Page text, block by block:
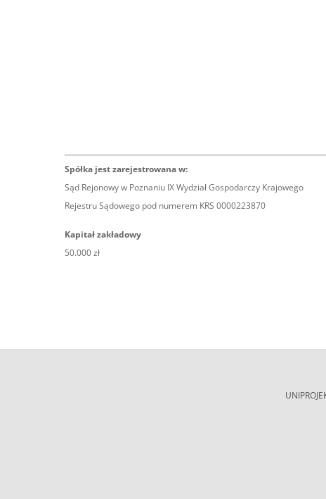
Spółka jest zarejestrowana w:
Sąd Rejonowy w Poznaniu IX Wydział Gospodarczy Krajowego
Rejestru Sądowego pod numerem KRS 0000223870
Kapitał zakładowy
50.000 zł